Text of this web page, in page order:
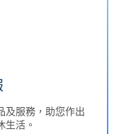
及服務，助您作出
生活。